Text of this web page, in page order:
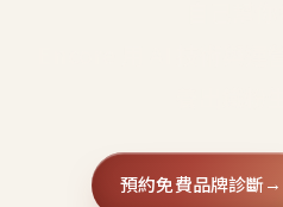
預約免費品牌診斷→